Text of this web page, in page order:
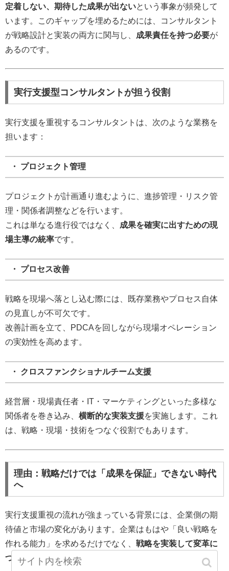
定着しない、期待した成果が出ないという事象が頻発して
います。このギャップを埋めるためには、コンサルタント
が戦略設計と実装の両方に関与し、 成果責任を持つ必要が
あるのです。
実行支援型コンサルタントが担う役割
実行支援を重視するコンサルタントは、次のような業務を
担います：
・ プロジェクト管理
プロジェクトが計画通り進むように、進捗管理・リスク管
理・関係者調整などを行います。
これは単なる進行役ではなく、 成果を確実に出すための現
場主導の統率です。
・ プロセス改善
戦略を現場へ落とし込む際には、既存業務やプロセス自体
の見直しが不可欠です。
改善計画を立て、PDCAを回しながら現場オペレーション
の実効性を高めます。
・ クロスファンクショナルチーム支援
経営層・現場責任者・IT・マーケティングといった多様な
関係者を巻き込み、 横断的な実装支援を実施します。これ
は、戦略・現場・技術をつなぐ役割でもあります。
理由：戦略だけでは「成果を保証」できない時代
へ
実行支援重視の流れが強まっている背景には、企業側の期
待値と市場の変化があります。企業はもはや「良い戦略を
作れる能力」を求めるだけでなく、 戦略を実装して変革に
つなげる能力を伴ったコンサルタント
を求めています。